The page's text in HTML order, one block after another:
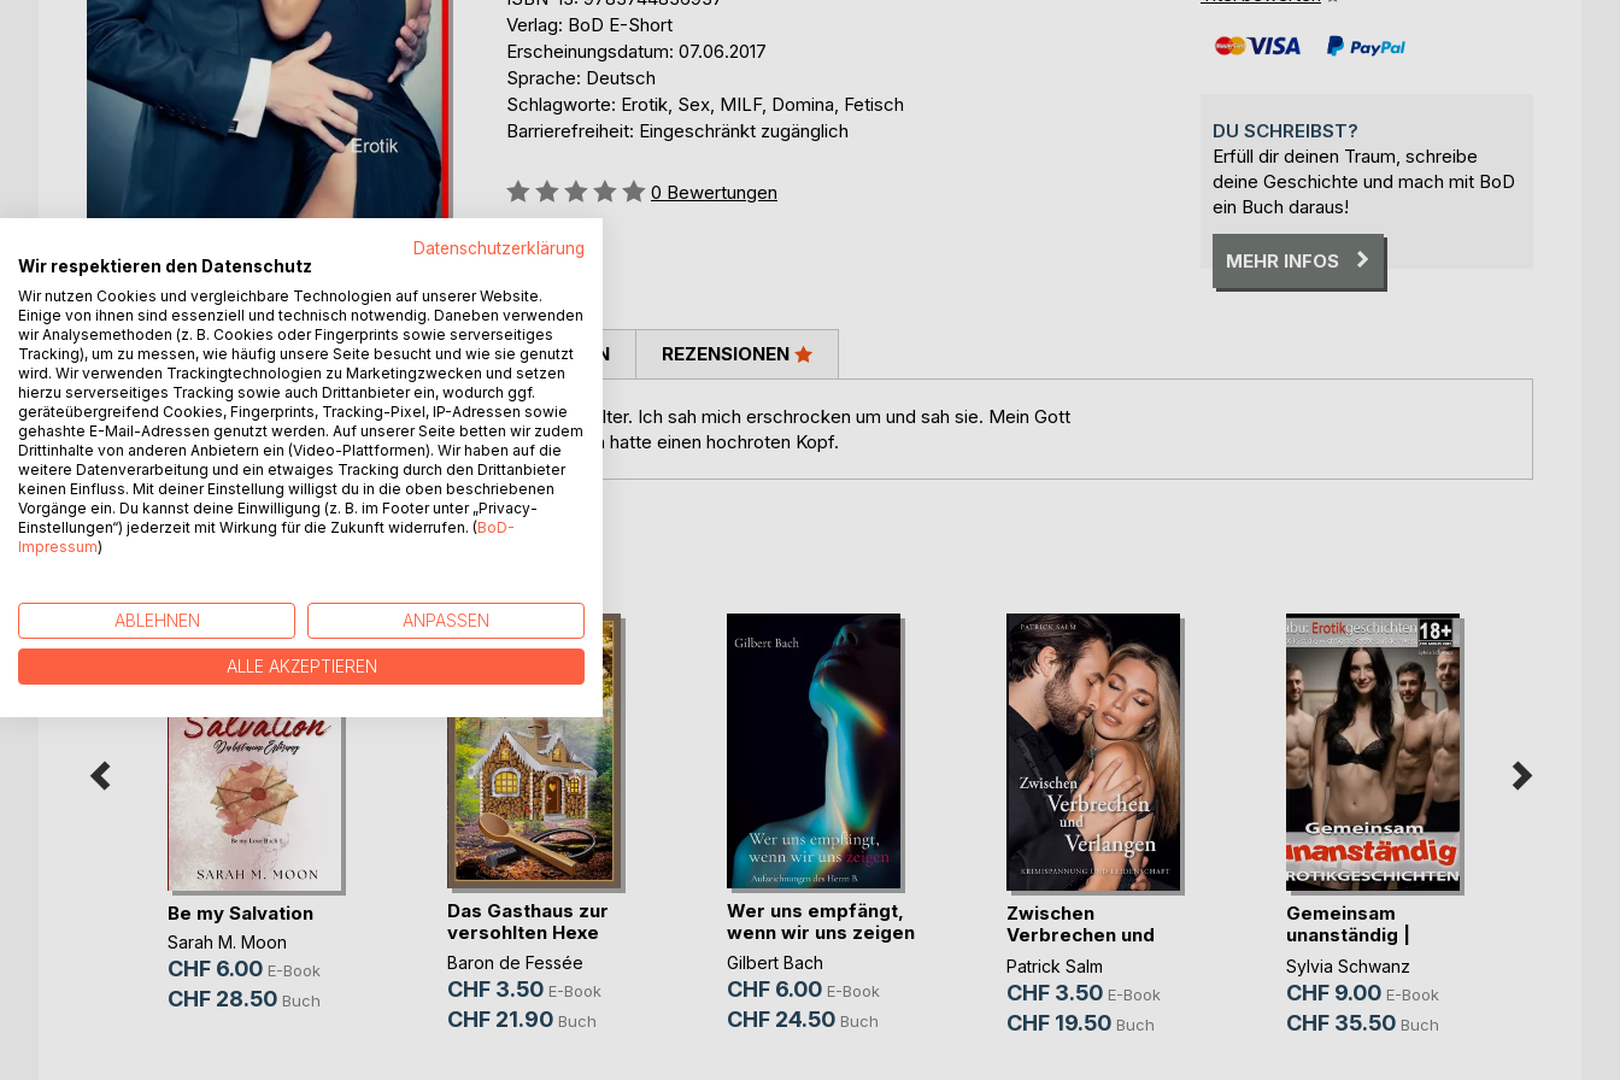
Verlag: BoD E-Short
Erscheinungsdatum: 07.06.2017
Sprache: Deutsch
Schlagworte: Erotik, Sex, MILF, Domina, Fetisch
Barrierefreiheit: Eingeschränkt zugänglich
Bewertung::
0%
0 Bewertungen
DU SCHREIBST?
Erfüll dir deinen Traum, schreibe
deine Geschichte und mach mit BoD
ein Buch daraus!
MEHR INFOS
BESCHREIBUNG
Plötzlich und unerwartet tippte mir eine Hand auf die Schulter. Ich sah mich erschrocken um und sah sie. Mein Gott
sie war wunderschön, und ich war verlegen. Ich glaube ich hatte einen hochroten Kopf.
AUTOR/IN PRESSESTIMMEN REZENSIONEN
WEITERE TITEL BEI
Be my Salvation
Sarah M. Moon
CHF 6.00 E-Book
CHF 28.50 Buch
Das Gasthaus zur
versohlten Hexe
Baron de Fessée
CHF 3.50 E-Book
CHF 21.90 Buch
Wer uns empfängt,
wenn wir uns zeigen
Gilbert Bach
CHF 6.00 E-Book
CHF 24.50 Buch
Zwischen
Verbrechen und
Verlangen
Patrick Salm
CHF 3.50 E-Book
CHF 19.50 Buch
Gemeinsam
unanständig |
Erotische (...)
Sylvia Schwanz
CHF 9.00 E-Book
CHF 35.50 Buch
Datenschutzerklärung
Wir respektieren den Datenschutz
Wir nutzen Cookies und vergleichbare Technologien auf unserer Website.
Einige von ihnen sind essenziell und technisch notwendig. Daneben verwenden
wir Analysemethoden (z. B. Cookies oder Fingerprints sowie serverseitiges
Tracking), um zu messen, wie häufig unsere Seite besucht und wie sie genutzt
wird. Wir verwenden Trackingtechnologien zu Marketingzwecken und setzen
hierzu serverseitiges Tracking sowie auch Drittanbieter ein, wodurch ggf.
geräteübergreifend Cookies, Fingerprints, Tracking-Pixel, IP-Adressen sowie
gehashte E-Mail-Adressen genutzt werden. Auf unserer Seite betten wir zudem
Drittinhalte von anderen Anbietern ein (Video-Plattformen). Wir haben auf die
weitere Datenverarbeitung und ein etwaiges Tracking durch den Drittanbieter
keinen Einfluss. Mit deiner Einstellung willigst du in die oben beschriebenen
Vorgänge ein. Du kannst deine Einwilligung (z. B. im Footer unter „Privacy-
Einstellungen“) jederzeit mit Wirkung für die Zukunft widerrufen. (BoD-
Impressum)
ABLEHNEN ANPASSEN
ALLE AKZEPTIEREN